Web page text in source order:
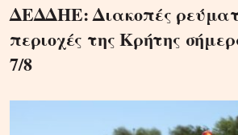
ΔΕΔΔΗΕ: Διακοπές
περιοχές της Κρήτης
7/8